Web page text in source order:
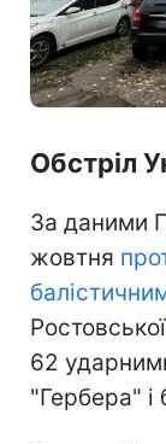
Обстріл
За даними
жовтня
62
"Гербера" і